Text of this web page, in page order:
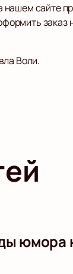
нашем сайте
Воли.